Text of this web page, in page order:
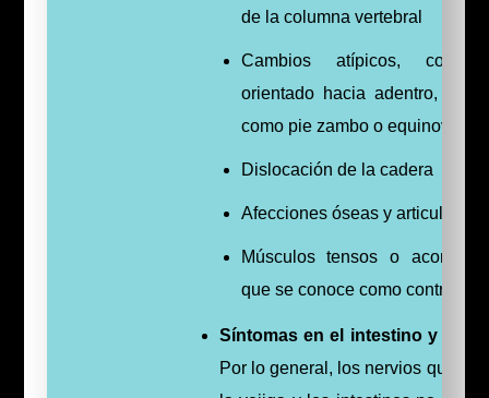
de la columna vertebral
Cambios atípicos, como
orientado hacia adentro,
como pie zambo o equinovaro
Dislocación de la cadera
Afecciones óseas y articulares
Músculos tensos o
que se conoce como
Síntomas en el intestino y la
Por lo general, los nervios que